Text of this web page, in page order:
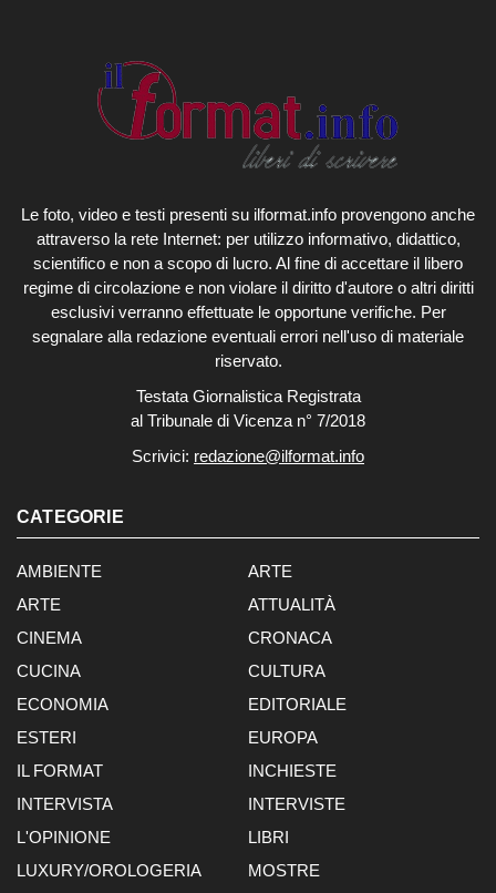
Le foto, video e testi presenti su ilformat.info provengono anche
attraverso la rete Internet: per utilizzo informativo, didattico,
scientifico e non a scopo di lucro. Al fine di accettare il libero
regime di circolazione e non violare il diritto d'autore o altri diritti
esclusivi verranno effettuate le opportune verifiche. Per
segnalare alla redazione eventuali errori nell'uso di materiale
riservato.
Testata Giornalistica Registrata
al Tribunale di Vicenza n° 7/2018
Scrivici: redazione@ilformat.info
CATEGORIE
AMBIENTE
ARTE
ARTE
ATTUALITÀ
CINEMA
CRONACA
CUCINA
CULTURA
ECONOMIA
EDITORIALE
ESTERI
EUROPA
IL FORMAT
INCHIESTE
INTERVISTA
INTERVISTE
L'OPINIONE
LIBRI
LUXURY/OROLOGERIA
MOSTRE